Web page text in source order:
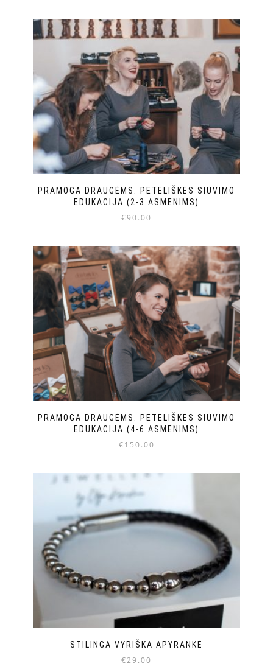
PRAMOGA DRAUGĖMS: PETELIŠKĖS SIUVIMO
EDUKACIJA (2-3 ASMENIMS)
€90.00
PRAMOGA DRAUGĖMS: PETELIŠKĖS SIUVIMO
EDUKACIJA (4-6 ASMENIMS)
€150.00
STILINGA VYRIŠKA APYRANKĖ
€29.00